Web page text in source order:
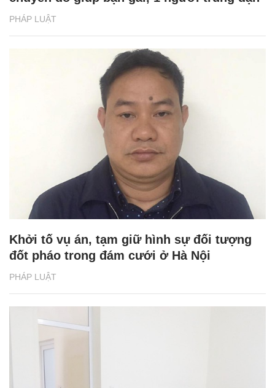
PHÁP LUẬT
PHÁP LUẬT
Khởi tố vụ án, tạm giữ hình sự đối tượng
đốt pháo trong đám cưới ở Hà Nội